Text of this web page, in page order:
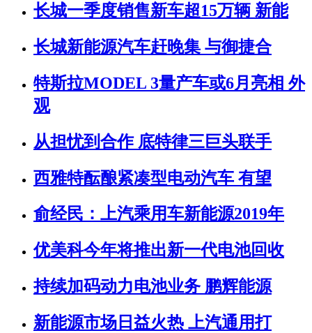
长城一季度销售新车超15万辆 新能
长城新能源汽车赶晚集 与御捷合
特斯拉MODEL 3量产车或6月亮相 外
观
从担忧到合作 底特律三巨头联手
西雅特酝酿紧凑型电动汽车 有望
俞经民：上汽乘用车新能源2019年
优美科今年将推出新一代电池回收
持续加码动力电池业务 鹏辉能源
新能源市场日益火热 上汽通用打